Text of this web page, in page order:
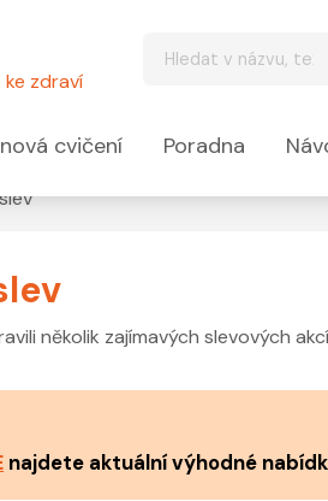
ke zdraví
cvičení Poradna
několik zajímavých slevových
najdete aktuální výhodné